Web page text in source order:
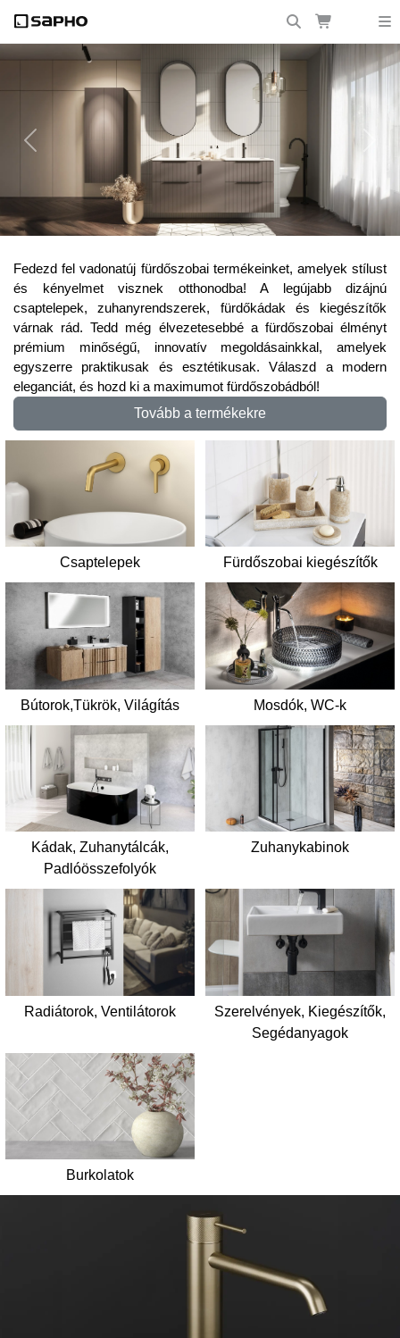
Previous
trendekkel!
Fedezd fel vadonatúj fürdőszobai termékeinket, amelyek stílust
és kényelmet visznek otthonodba! A legújabb dizájnú
csaptelepek, zuhanyrendszerek, fürdőkádak és kiegészítők
várnak rád. Tedd még élvezetesebbé a fürdőszobai élményt
prémium minőségű, innovatív megoldásainkkal, amelyek
egyszerre praktikusak és esztétikusak. Válaszd a modern
eleganciát, és hozd ki a maximumot fürdőszobádból!
Tovább a termékekre
Csaptelepek Fürdőszobai kiegészítők
Bútorok,Tükrök, Világítás Mosdók, WC-k
Kádak, Zuhanytálcák,
Padlóösszefolyók
Zuhanykabinok
Radiátorok, Ventilátorok
Szerelvények, Kiegészítők,
Segédanyagok
Burkolatok